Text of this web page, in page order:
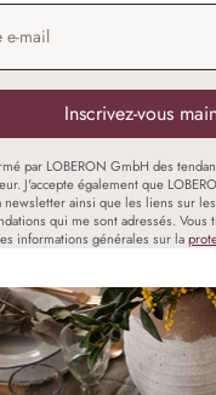
Inscrivez-vous
par LOBERON GmbH des
J'accepte également que
ainsi que les liens sur
qui me sont adressés. Vous
informations générales sur la